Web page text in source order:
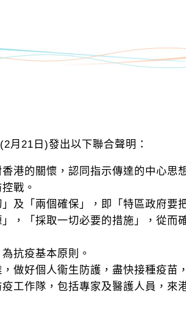
月21日)發出以下聯合聲明：
港的關懷，認同指示傳達的中心思
戰。
及「兩個確保」，即「特區政府要
，「採取一切必要的措施」，從而
抗疫基本原則。
做好個人衞生防護，盡快接種疫苗
工作隊，包括專家及醫護人員，來